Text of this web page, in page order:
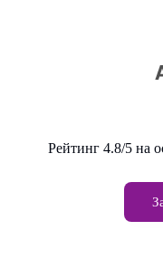
Рейтинг 4.8/5 на